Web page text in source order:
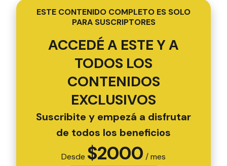
ESTE CONTENIDO COMPLETO ES SOLO
PARA SUSCRIPTORES
ACCEDÉ A ESTE Y A
TODOS LOS
CONTENIDOS
EXCLUSIVOS
Suscribite y empezá a disfrutar
de todos los beneficios
Desde $2000 / mes